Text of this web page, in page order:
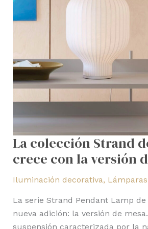
La colección Strand
crece con la versión
Iluminación decorativa,
La serie Strand Pendant Lamp
nueva adición: la versión de
suspensión caracterizada por la
versión
de